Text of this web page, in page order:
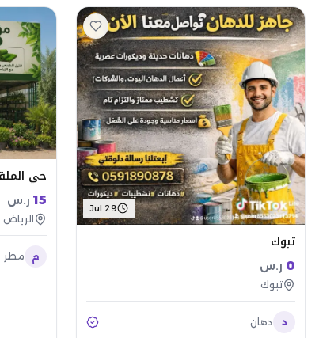
Jul 29
تبوك
0 ر.س
تبوك
د دهان
حي
15 ر.س
الرياض
م مطر